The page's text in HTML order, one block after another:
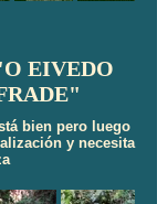
EIVEDO
bien pero luego
y necesita